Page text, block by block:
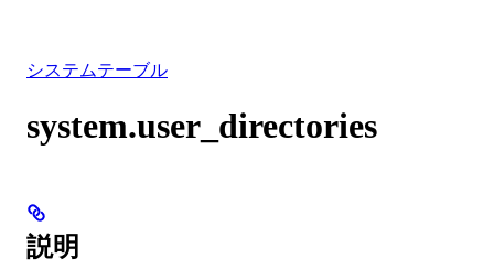
システムテーブル
system.user_directories
説明